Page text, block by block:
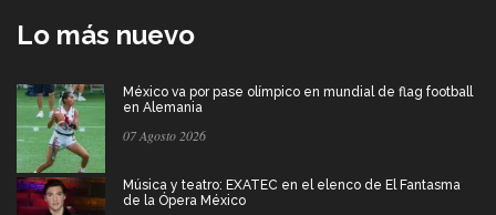
Lo más nuevo
México va por pase olímpico en mundial de flag football
en Alemania
07 Agosto 2026
Música y teatro: EXATEC en el elenco de El Fantasma
de la Ópera México